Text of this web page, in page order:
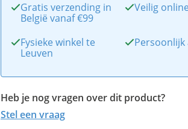
Gratis verzending in
België vanaf €99
Veilig
Fysieke winkel te
Leuven
Persoonlijk
Heb je nog vragen over dit product?
Stel een vraag